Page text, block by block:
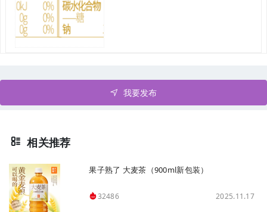
我要发布
相关推荐
果子熟了 大麦茶（900ml新包装）
32486 2025.11.17